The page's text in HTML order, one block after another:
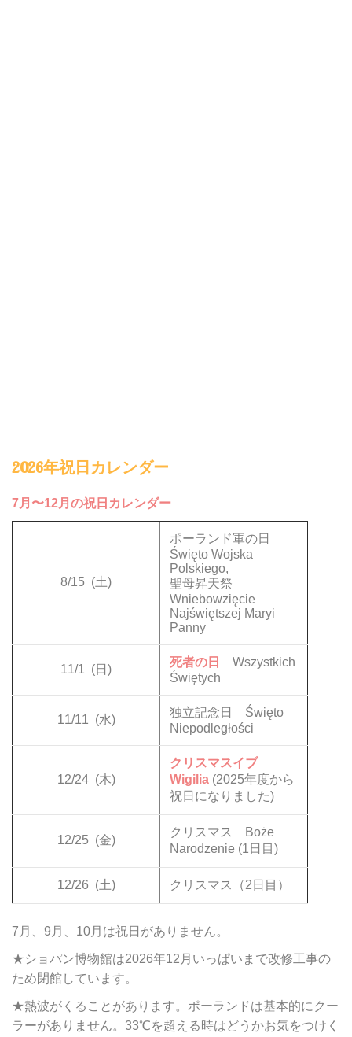
2026年祝日カレンダー
7月〜12月の祝日カレンダー
8/15 (土)
ポーランド軍の日
Święto Wojska
Polskiego,
聖母昇天祭
Wniebowzięcie
Najświętszej Maryi
Panny
11/1 (日)
死者の日
Wszystkich
Świętych
11/11 (水)
独立記念日 Święto
Niepodległości
12/24 (木)
クリスマスイブ
Wigilia (2025年度から
祝日になりました)
12/25 (金)
クリスマス Boże
Narodzenie (1日目)
12/26 (土) クリスマス（2日目）
7月、9月、10月は祝日がありません。
★ショパン博物館は2026年12月いっぱいまで改修工事の
ため閉館しています。
★熱波がくることがあります。ポーランドは基本的にクー
ラーがありません。33℃を超える時はどうかお気をつけく